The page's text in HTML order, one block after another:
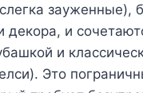
зауженные),
декора, и
и
Это